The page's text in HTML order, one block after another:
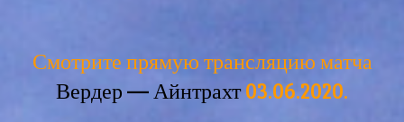
Смотрите прямую трансляцию матча
Вердер — Айнтрахт03.06.2020.